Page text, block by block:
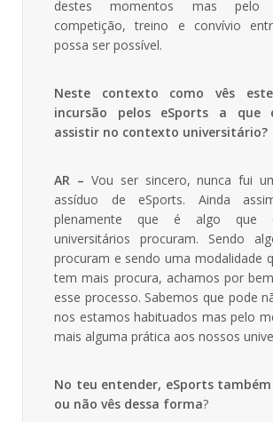
destes momentos mas
competição, treino e convívio
possa ser possível.
Neste contexto como vês
incursão pelos eSports a que
assistir no contexto universitário?
AR – Vou ser sincero, nunca fui
assíduo de eSports. Ainda
plenamente que é algo que
universitários procuram. Sendo
procuram e sendo uma modalidade
tem mais procura, achamos por
esse processo. Sabemos que pode
nos estamos habituados mas pelo
mais alguma prática aos nossos
No teu entender, eSports
ou não vês dessa forma?